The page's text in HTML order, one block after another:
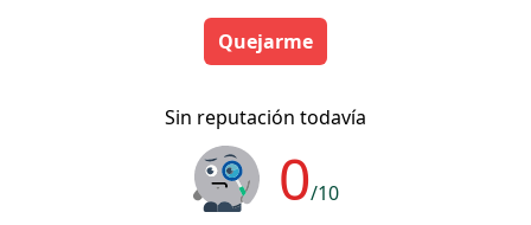
Quejarme
Sin reputación todavía
0/10